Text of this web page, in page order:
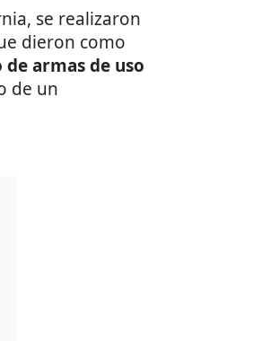
se realizaron
dieron como
armas de uso
de un